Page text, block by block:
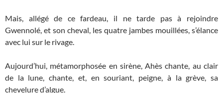
Mais, allégé de ce fardeau, il ne tarde pas à rejoindre
Gwennolé, et son cheval, les quatre jambes mouillées, s’élance
avec lui sur le rivage.
Aujourd’hui, métamorphosée en sirène, Ahès chante, au clair
de la lune, chante, et, en souriant, peigne, à la grève, sa
chevelure d’algue.